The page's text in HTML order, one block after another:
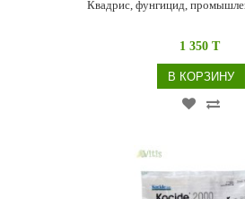
Квадрис, фунгицид,
1 350 T
В КОРЗИНУ